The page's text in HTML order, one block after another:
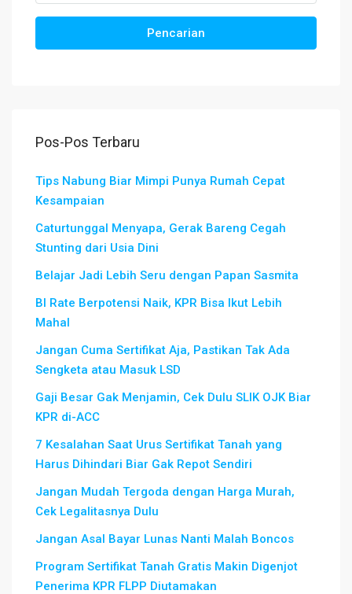
Pencarian
Pos-Pos Terbaru
Tips Nabung Biar Mimpi Punya Rumah Cepat
Kesampaian
Caturtunggal Menyapa, Gerak Bareng Cegah
Stunting dari Usia Dini
Belajar Jadi Lebih Seru dengan Papan Sasmita
BI Rate Berpotensi Naik, KPR Bisa Ikut Lebih
Mahal
Jangan Cuma Sertifikat Aja, Pastikan Tak Ada
Sengketa atau Masuk LSD
Gaji Besar Gak Menjamin, Cek Dulu SLIK OJK Biar
KPR di-ACC
7 Kesalahan Saat Urus Sertifikat Tanah yang
Harus Dihindari Biar Gak Repot Sendiri
Jangan Mudah Tergoda dengan Harga Murah,
Cek Legalitasnya Dulu
Jangan Asal Bayar Lunas Nanti Malah Boncos
Program Sertifikat Tanah Gratis Makin Digenjot
Penerima KPR FLPP Diutamakan